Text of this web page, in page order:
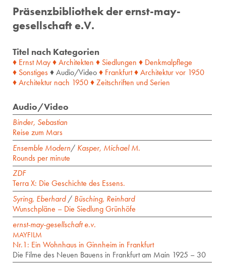
Präsenzbibliothek der ernst-may-
gesellschaft e.V.
Titel nach Kategorien
♦ Ernst May♦ Architekten ♦ Siedlungen ♦ Denkmalpflege
♦ Sonstiges♦ Audio/Video♦ Frankfurt♦ Architekturvor 1950
♦ Architektur nach 1950♦ Zeitschriften und Serien
Audio/Video
Binder, Sebastian
Reise zum Mars
Ensemble Modern/ Kasper, Michael M.
Rounds per minute
ZDF
Terra X: Die Geschichte des Essens.
Syring, Eberhard/ Büsching, Reinhard
Wunschpläne – Die Siedlung Grünhöfe
ernst-may-gesellschaft e.v.
MAYFILM
Nr.1: Ein Wohnhaus in Ginnheim in Frankfurt
Die Filme des Neuen Bauens in Frankfurt am Main 1925 – 30